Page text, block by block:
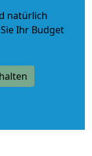
natürlich
Ihr Budget